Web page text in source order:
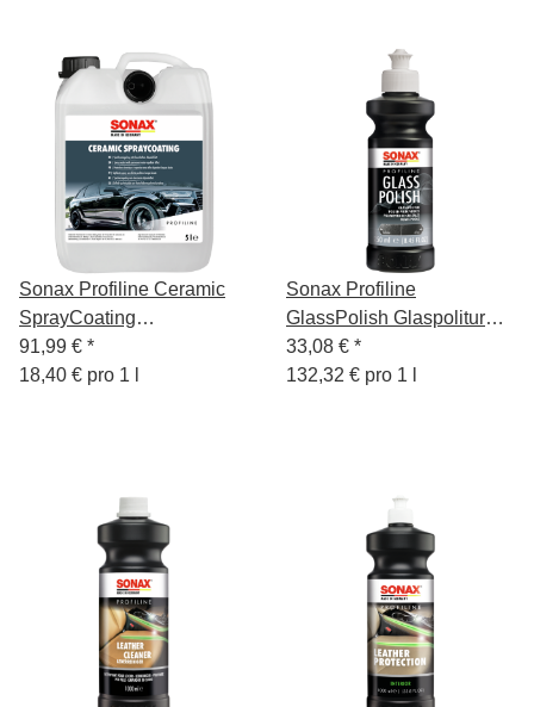
Sonax Profiline Ceramic
SprayCoating
Sprühversiegelung 5L
91,99 € *
18,40 € pro 1 l
Sonax Profiline
GlassPolish Glaspolitur
250ml
33,08 € *
132,32 € pro 1 l